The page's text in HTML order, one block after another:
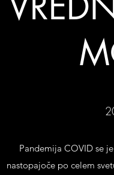
Pandemija COVID se
nastopajoče po celem